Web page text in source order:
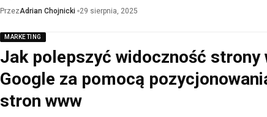
PrzezAdrian Chojnicki 29 sierpnia, 2025
MARKETING
Jak polepszyć widoczność strony
Google za pomocą
stron www